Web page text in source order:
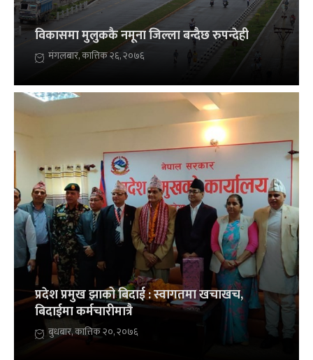
विकासमा मुलुककै नमूना जिल्ला बन्दैछ रुपन्देही
मंगलबार, कात्तिक २६, २०७६
प्रदेश प्रमुख झाको बिदाई : स्वागतमा खचाखच,
बिदाईमा कर्मचारीमात्रै
बुधबार, कात्तिक २०, २०७६